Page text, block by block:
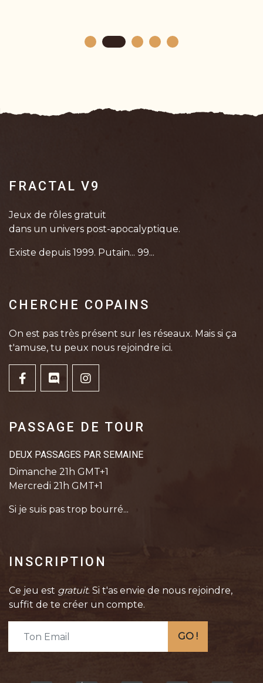
FRACTAL V9
Jeux de rôles gratuit
dans un univers post-apocalyptique.
Existe depuis 1999. Putain... 99...
CHERCHE COPAINS
On est pas très présent sur les réseaux. Mais si ça
t'amuse, tu peux nous rejoindre ici.
PASSAGE DE TOUR
DEUX PASSAGES PAR SEMAINE
Dimanche 21h GMT+1
Mercredi 21h GMT+1
Si je suis pas trop bourré...
INSCRIPTION
Ce jeu est gratuit. Si t'as envie de nous rejoindre,
suffit de te créer un compte.
GO !